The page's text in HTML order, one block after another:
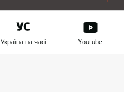
Україна на часі Youtube